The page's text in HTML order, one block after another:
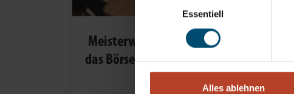
Essentiell
Alles ablehnen
Meisterwert Perspektive und
das Börsengeschehen im März
2021